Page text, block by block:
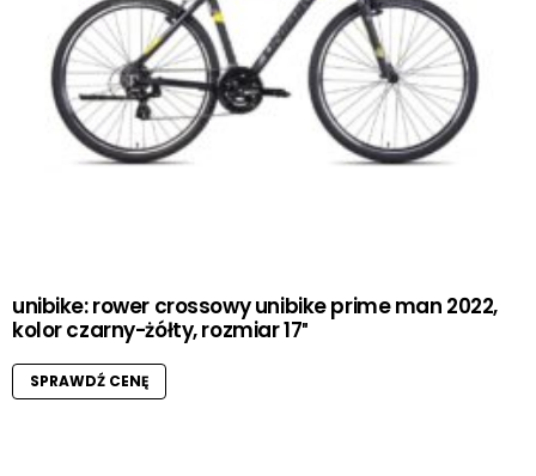
unibike: rower crossowy unibike prime man 2022,
kolor czarny-żółty, rozmiar 17″
SPRAWDŹ CENĘ